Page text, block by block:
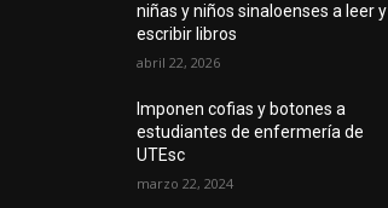
niñas y niños sinaloenses a leer y
escribir libros
abril 22, 2026
Imponen cofias y botones a
estudiantes de enfermería de
UTEsc
marzo 22, 2024